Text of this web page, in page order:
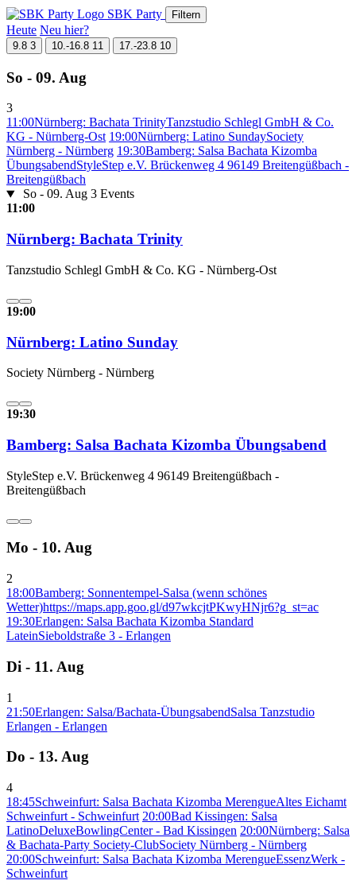
SBK Party Filtern
Heute Neu hier?
9.8 3 10.-16.8 11 17.-23.8 10
So - 09. Aug
3
11:00Nürnberg: Bachata TrinityTanzstudio Schlegl GmbH & Co.
KG - Nürnberg-Ost 19:00Nürnberg: Latino SundaySociety
Nürnberg - Nürnberg 19:30Bamberg: Salsa Bachata Kizomba
ÜbungsabendStyleStep e.V. Brückenweg 4 96149 Breitengüßbach -
Breitengüßbach
So - 09. Aug 3 Events
11:00
Nürnberg: Bachata Trinity
Tanzstudio Schlegl GmbH & Co. KG - Nürnberg-Ost
19:00
Nürnberg: Latino Sunday
Society Nürnberg - Nürnberg
19:30
Bamberg: Salsa Bachata Kizomba Übungsabend
StyleStep e.V. Brückenweg 4 96149 Breitengüßbach -
Breitengüßbach
Mo - 10. Aug
2
18:00Bamberg: Sonnentempel-Salsa (wenn schönes
Wetter)https://maps.app.goo.gl/d97wkcjtPKwyHNjr6?g_st=ac
19:30Erlangen: Salsa Bachata Kizomba Standard
LateinSieboldstraße 3 - Erlangen
Di - 11. Aug
1
21:50Erlangen: Salsa/Bachata-ÜbungsabendSalsa Tanzstudio
Erlangen - Erlangen
Do - 13. Aug
4
18:45Schweinfurt: Salsa Bachata Kizomba MerengueAltes Eichamt
Schweinfurt - Schweinfurt 20:00Bad Kissingen: Salsa
LatinoDeluxeBowlingCenter - Bad Kissingen 20:00Nürnberg: Salsa
& Bachata-Party Society-ClubSociety Nürnberg - Nürnberg
20:00Schweinfurt: Salsa Bachata Kizomba MerengueEssenzWerk -
Schweinfurt